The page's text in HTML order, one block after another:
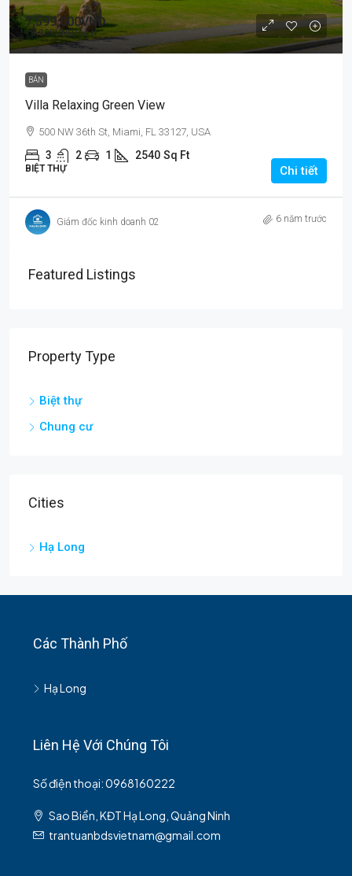
7,599,000VNĐ
18,900VNĐ/sq ft
BÁN
Villa Relaxing Green View
500 NW 36th St, Miami, FL 33127, USA
3 2 1 2540 Sq Ft
BIỆT THỰ Chi tiết
Giám đốc kinh doanh 02 6 năm trước
Featured Listings
Property Type
Biệt thự
Chung cư
Cities
Hạ Long
Các Thành Phố
Hạ Long
Liên Hệ Với Chúng Tôi
Số điện thoại: 0968160222
Sao Biển, KĐT Hạ Long, Quảng Ninh
trantuanbdsvietnam@gmail.com